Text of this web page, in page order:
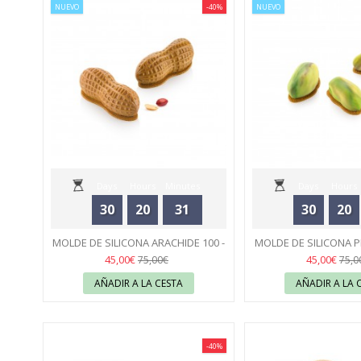
30 20 31
43
-40%
NUEVO
MOLDE DE SILICONA ARACHIDE 100 -
SILIKOMART
45,00€75,00€
AÑADIR A LA CESTA
30 20
43
NUEVO
MOLDE DE SILICONA
-
45,00€
AÑADIR A LA
-40%